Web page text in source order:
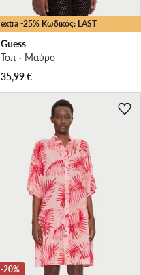
extra -25% Κωδικός: LAST
Guess
Τοπ · Μαύρο
35,99€
-20%